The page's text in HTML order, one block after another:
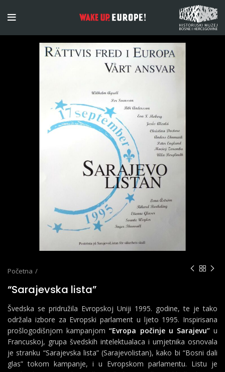
Početna
“Sarajevska lista”
Švedska se pridružila Evropskoj Uniji 1995. godine, te je tako
održala izbore za Evropski parlament u ljeto 1995. Inspirisana
prošlogodišnjom kampanjom“Evropa počinje u Sarajevu”u
Francuskoj, grupa švedskih intelektualaca i umjetnika osnovala
je stranku “Sarajevska lista” (Sarajevolistan), kako bi “Bosni dali
glas” tokom kampanje, i u Evropskom parlamentu. Listu je